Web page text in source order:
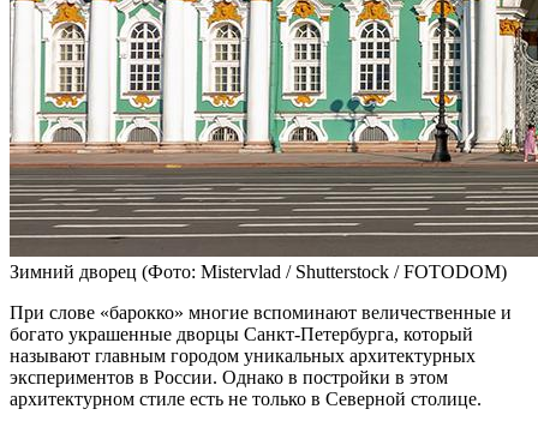
Зимний дворец (Фото: Mistervlad / Shutterstock / FOTODOM)
При слове «барокко» многие вспоминают величественные и
богато украшенные дворцы Санкт-Петербурга, который
называют главным городом уникальных архитектурных
экспериментов в России. Однако в постройки в этом
архитектурном стиле есть не только в Северной столице.